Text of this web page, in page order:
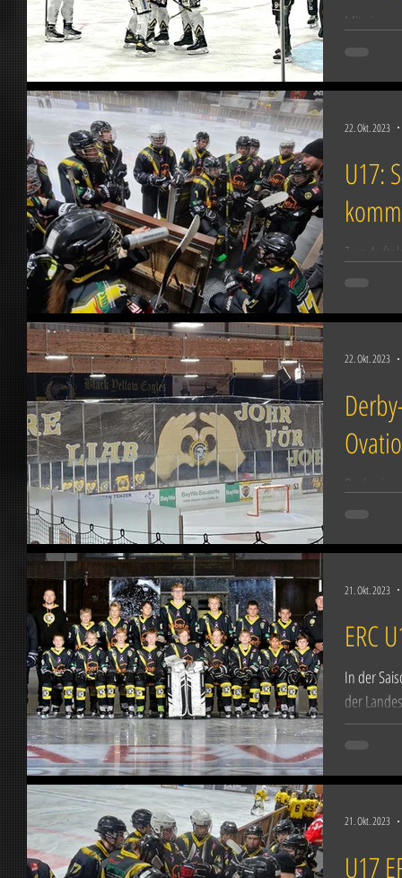
Mit einem
U17:
Zum
22. Okt. 2023
22. Okt. 2023
ERC
In der
der
ECDC
21. Okt. 2023
U17
21. Okt. 2023